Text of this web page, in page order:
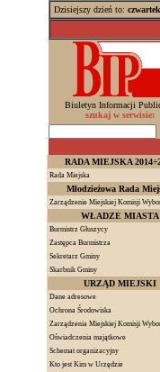
Dzisiejszy dzień to:
Biuletyn Informacji
szukaj w serwisie:
RADA MIEJSKA
Rada Miejska
Młodzieżowa Rada
Zarządzenie Miejskiej Komisji
WŁADZE MIASTA
Burmistrz Głuszycy
Zastępca Burmistrza
Sekretarz Gminy
Skarbnik Gminy
URZĄD MIEJSKI
Dane adresowe
Ochrona Środowiska
Zarządzenia Miejskiej Komisji
Oświadczenia majątkowe
Schemat organizacyjny
Kto jest Kim w Urzędzie